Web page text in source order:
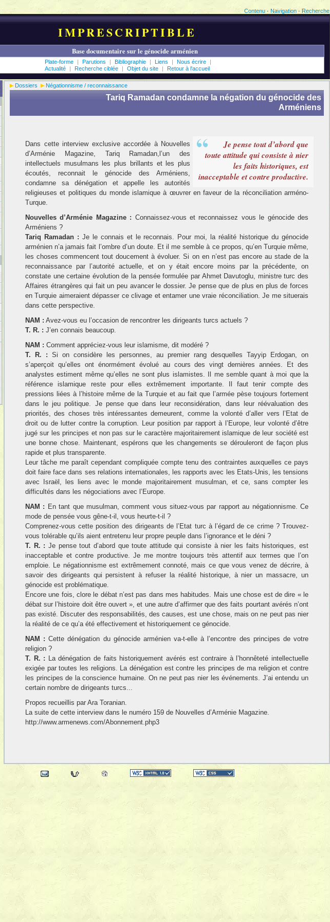
Contenu · Navigation · Recherche
IMPRESCRIPTIBLE
Base documentaire sur le génocide arménien
Plate-forme | Parutions | Bibliographie | Liens | Nous écrire
|
Actualité
| Recherche ciblée | Objet du site | Retour à l'accueil
Dossiers Négationnisme / reconnaissance
Tariq Ramadan condamne la négation du génocide des
Arméniens
Je pense tout d’abord que
toute attitude qui consiste à nier
les faits historiques, est
inacceptable et contre productive.
Dans cette interview exclusive accordée à Nouvelles
d’Arménie Magazine, Tariq Ramadan,l’un des
intellectuels musulmans les plus brillants et les plus
écoutés, reconnait le génocide des Arméniens,
condamne sa dénégation et appelle les autorités
religieuses et politiques du monde islamique à œuvrer en faveur de la réconciliation arméno-
Turque.
Nouvelles d’Arménie Magazine : Connaissez-vous et reconnaissez vous le génocide des
Arméniens ?
Tariq Ramadan : Je le connais et le reconnais. Pour moi, la réalité historique du génocide
arménien n’a jamais fait l’ombre d’un doute. Et il me semble à ce propos, qu’en Turquie même,
les choses commencent tout doucement à évoluer. Si on en n’est pas encore au stade de la
reconnaissance par l’autorité actuelle, et on y était encore moins par la précédente, on
constate une certaine évolution de la pensée formulée par Ahmet Davutoglu, ministre turc des
Affaires étrangères qui fait un peu avancer le dossier. Je pense que de plus en plus de forces
en Turquie aimeraient dépasser ce clivage et entamer une vraie réconciliation. Je me situerais
dans cette perspective.
NAM : Avez-vous eu l’occasion de rencontrer les dirigeants turcs actuels ?
T. R. : J’en connais beaucoup.
NAM : Comment appréciez-vous leur islamisme, dit modéré ?
T. R. : Si on considère les personnes, au premier rang desquelles Tayyip Erdogan, on
s’aperçoit qu’elles ont énormément évolué au cours des vingt dernières années. Et des
analystes estiment même qu’elles ne sont plus islamistes. Il me semble quant à moi que la
référence islamique reste pour elles extrêmement importante. Il faut tenir compte des
pressions liées à l’histoire même de la Turquie et au fait que l’armée pèse toujours fortement
dans le jeu politique. Je pense que dans leur reconsidération, dans leur réévaluation des
priorités, des choses très intéressantes demeurent, comme la volonté d’aller vers l’Etat de
droit ou de lutter contre la corruption. Leur position par rapport à l’Europe, leur volonté d’être
jugé sur les principes et non pas sur le caractère majoritairement islamique de leur société est
une bonne chose. Maintenant, espérons que les changements se dérouleront de façon plus
rapide et plus transparente.
Leur tâche me paraît cependant compliquée compte tenu des contraintes auxquelles ce pays
doit faire face dans ses relations internationales, les rapports avec les Etats-Unis, les tensions
avec Israël, les liens avec le monde majoritairement musulman, et ce, sans compter les
difficultés dans les négociations avec l’Europe.
NAM : En tant que musulman, comment vous situez-vous par rapport au négationnisme. Ce
mode de pensée vous gêne-t-il, vous heurte-t-il ?
Comprenez-vous cette position des dirigeants de l’Etat turc à l’égard de ce crime ? Trouvez-
vous tolérable qu’ils aient entretenu leur propre peuple dans l’ignorance et le déni ?
T. R. : Je pense tout d’abord que toute attitude qui consiste à nier les faits historiques, est
inacceptable et contre productive. Je me montre toujours très attentif aux termes que l’on
emploie. Le négationnisme est extrêmement connoté, mais ce que vous venez de décrire, à
savoir des dirigeants qui persistent à refuser la réalité historique, à nier un massacre, un
génocide est problématique.
Encore une fois, clore le débat n’est pas dans mes habitudes. Mais une chose est de dire « le
débat sur l’histoire doit être ouvert », et une autre d’affirmer que des faits pourtant avérés n’ont
pas existé. Discuter des responsabilités, des causes, est une chose, mais on ne peut pas nier
la réalité de ce qu’a été effectivement et historiquement ce génocide.
NAM : Cette dénégation du génocide arménien va-t-elle à l’encontre des principes de votre
religion ?
T. R. : La dénégation de faits historiquement avérés est contraire à l’honnêteté intellectuelle
exigée par toutes les religions. La dénégation est contre les principes de ma religion et contre
les principes de la conscience humaine. On ne peut pas nier les événements. J’ai entendu un
certain nombre de dirigeants turcs...
Propos recueillis par Ara Toranian.
La suite de cette interview dans le numéro 159 de Nouvelles d’Arménie Magazine.
http://www.armenews.com/Abonnement.php3